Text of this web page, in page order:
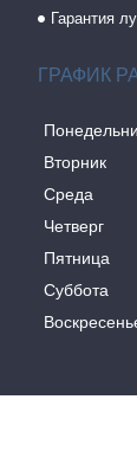
Гарантия
ГРАФИК
Вторник
Среда
Четверг
Пятница
Суббота